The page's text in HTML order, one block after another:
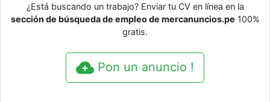
¿Está buscando un trabajo? Enviar tu CV en línea en la
sección de búsqueda de empleo de mercanuncios.pe 100%
gratis.
Pon un anuncio !